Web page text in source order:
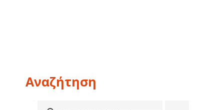
Αναζήτηση